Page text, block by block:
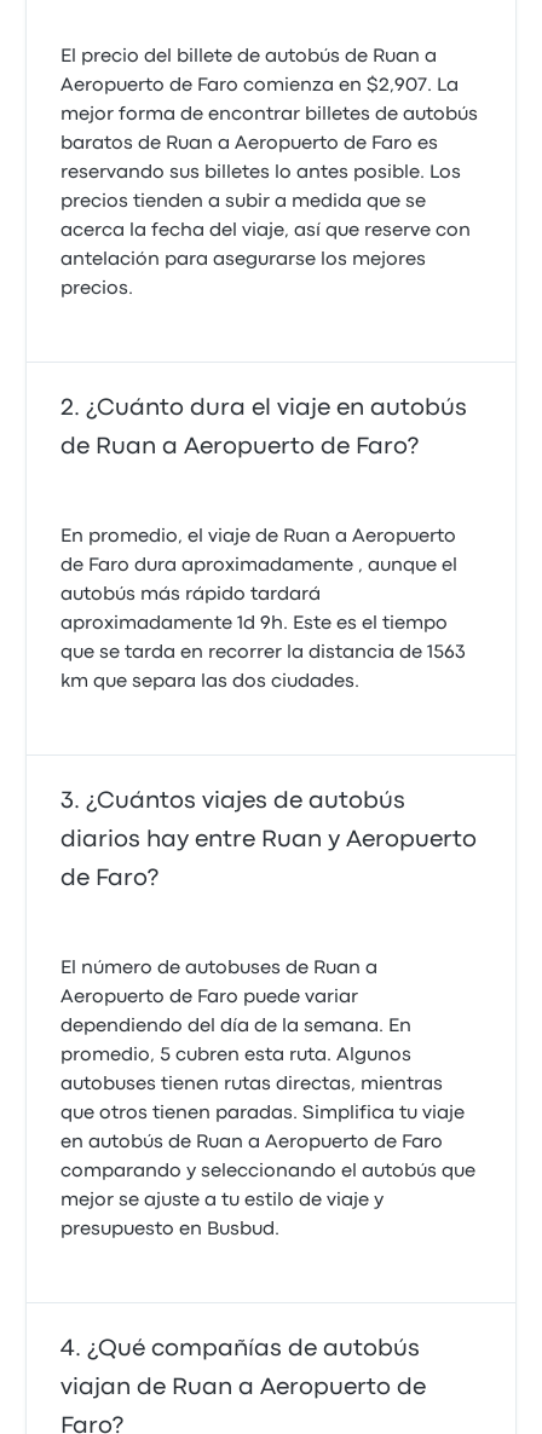
El precio del billete de autobús de Ruan a
Aeropuerto de Faro comienza en $2,907. La
mejor forma de encontrar billetes de autobús
baratos de Ruan a Aeropuerto de Faro es
reservando sus billetes lo antes posible. Los
precios tienden a subir a medida que se
acerca la fecha del viaje, así que reserve con
antelación para asegurarse los mejores
precios.
¿Cuánto dura el viaje en autobús
de Ruan a Aeropuerto de Faro?
En promedio, el viaje de Ruan a Aeropuerto
de Faro dura aproximadamente , aunque el
autobús más rápido tardará
aproximadamente 1d 9h. Este es el tiempo
que se tarda en recorrer la distancia de 1563
km que separa las dos ciudades.
¿Cuántos viajes de autobús
diarios hay entre Ruan y Aeropuerto
de Faro?
El número de autobuses de Ruan a
Aeropuerto de Faro puede variar
dependiendo del día de la semana. En
promedio, 5 cubren esta ruta. Algunos
autobuses tienen rutas directas, mientras
que otros tienen paradas. Simplifica tu viaje
en autobús de Ruan a Aeropuerto de Faro
comparando y seleccionando el autobús que
mejor se ajuste a tu estilo de viaje y
presupuesto en Busbud.
¿Qué compañías de autobús
viajan de Ruan a Aeropuerto de
Faro?